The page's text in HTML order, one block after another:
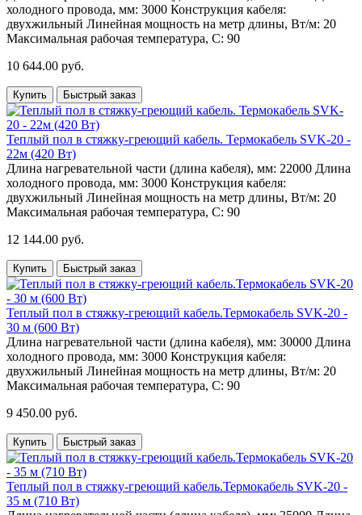
холодного провода, мм: 3000 Конструкция кабеля:
двухжильный Линейная мощность на метр длины, Вт/м: 20
Максимальная рабочая температура, С: 90
10 644.00 руб.
Купить Быстрый заказ
Теплый пол в стяжку-греющий кабель. Термокабель SVK-20 -
22м (420 Вт)
Длина нагревательной части (длина кабеля), мм: 22000 Длина
холодного провода, мм: 3000 Конструкция кабеля:
двухжильный Линейная мощность на метр длины, Вт/м: 20
Максимальная рабочая температура, С: 90
12 144.00 руб.
Купить Быстрый заказ
Теплый пол в стяжку-греющий кабель.Термокабель SVK-20 -
30 м (600 Вт)
Длина нагревательной части (длина кабеля), мм: 30000 Длина
холодного провода, мм: 3000 Конструкция кабеля:
двухжильный Линейная мощность на метр длины, Вт/м: 20
Максимальная рабочая температура, С: 90
9 450.00 руб.
Купить Быстрый заказ
Теплый пол в стяжку-греющий кабель.Термокабель SVK-20 -
35 м (710 Вт)